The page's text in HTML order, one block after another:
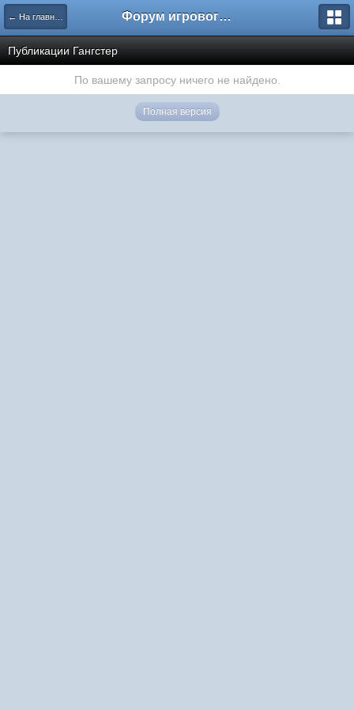
← На главную Форум игрового проекта Riverrise
Публикации Гангстер
По вашему запросу ничего не найдено.
Полная версия